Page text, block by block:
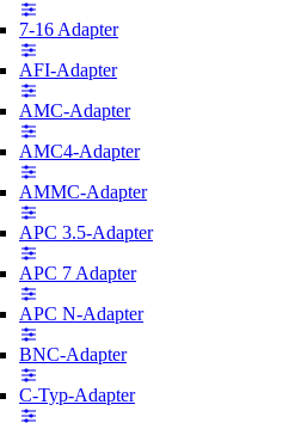
7-16 Adapter
AFI-Adapter
AMC-Adapter
AMC4-Adapter
AMMC-Adapter
APC 3.5-Adapter
APC 7 Adapter
APC N-Adapter
BNC-Adapter
C-Typ-Adapter